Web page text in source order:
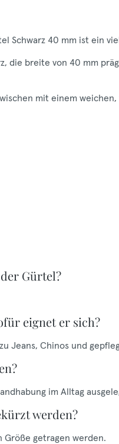
Schwarz 40 mm ist ein
die breite von 40 mm
mit einem
Gürtel?
eignet er sich?
Jeans, Chinos und
im Alltag
werden?
Größe getragen werden.